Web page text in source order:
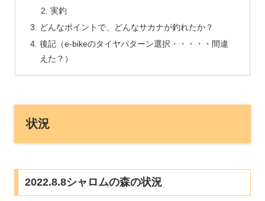
実釣
どんなポイントで、どんなサカナが釣れたか？
後記（e-bikeのタイヤパターン選択・・・・・間違
えた？）
状況
2022.8.8シャロムの森の状況